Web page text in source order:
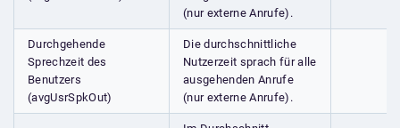
(nur externe Anrufe).
Durchgehende
Sprechzeit des
Benutzers
(avgUsrSpkOut)
Die durchschnittliche
Nutzerzeit sprach für alle
ausgehenden Anrufe
(nur externe Anrufe).